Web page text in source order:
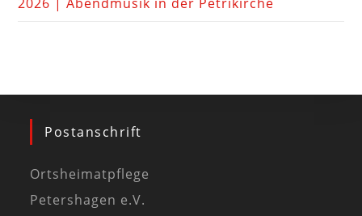
Postanschrift
Ortsheimatpflege
Petershagen e.V.